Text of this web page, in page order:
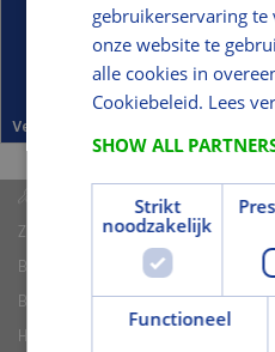
Ventilatielatten Meranti
Hardhout - Loofhout
Zachthout - Naaldhout
Binnendeur Kozijnen
Boeidelen
Hardhouten Balken
gebruikerservaring
onze website te
alle cookies in
Cookiebeleid. Lees
SHOW ALL
Strikt
noodzakelijk
Functioneel